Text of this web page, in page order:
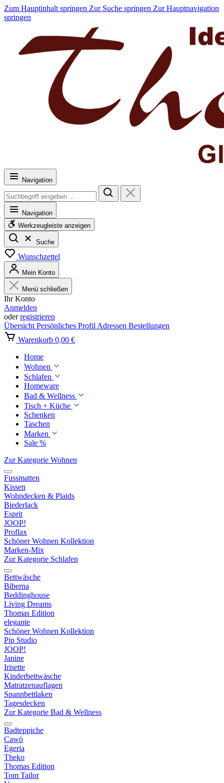
Zum Hauptinhalt springen Zur Suche springen Zur Hauptnavigation
springen
Navigation
Navigation
Werkzeugleiste anzeigen
Suche
Wunschzettel
Mein Konto
Menü schließen
Ihr Konto
Anmelden
oderregistrieren
Übersicht Persönliches Profil Adressen Bestellungen
Warenkorb 0,00 €
Home
Wohnen
Schlafen
Homeware
Bad & Wellness
Tisch + Küche
Schenken
Taschen
Marken
Sale %
Zur Kategorie Wohnen
Fussmatten
Kissen
Wohndecken & Plaids
Biederlack
Esprit
JOOP!
Proflax
Schöner Wohnen Kollektion
Marken-Mix
Zur Kategorie Schlafen
Bettwäsche
Biberna
Beddinghouse
Living Dreams
Thomas Edition
elegante
Schöner Wohnen Kollektion
Pip Studio
JOOP!
Janine
Irisette
Kinderbettwäsche
Matratzenauflagen
Spannbettlaken
Tagesdecken
Zur Kategorie Bad & Wellness
Badteppiche
Cawö
Egeria
Theko
Thomas Edition
Tom Tailor